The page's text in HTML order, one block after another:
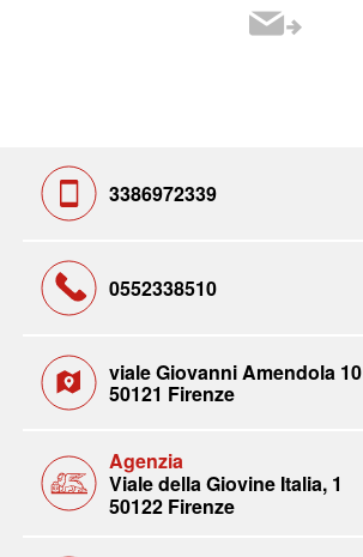
3386972339
0552338510
viale Giovanni Amendola 10
50121 Firenze
Agenzia
Viale della Giovine Italia, 1
50122 Firenze